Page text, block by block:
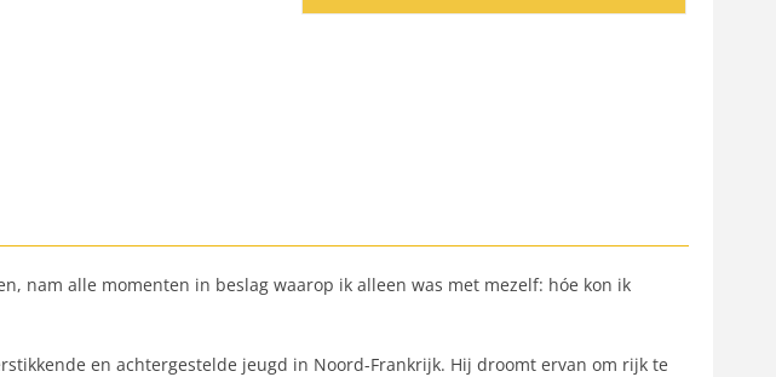
nam alle momenten in beslag waarop ik alleen was met mezelf: hóe kon ik
en achtergestelde jeugd in Noord-Frankrijk. Hij droomt ervan om rijk te